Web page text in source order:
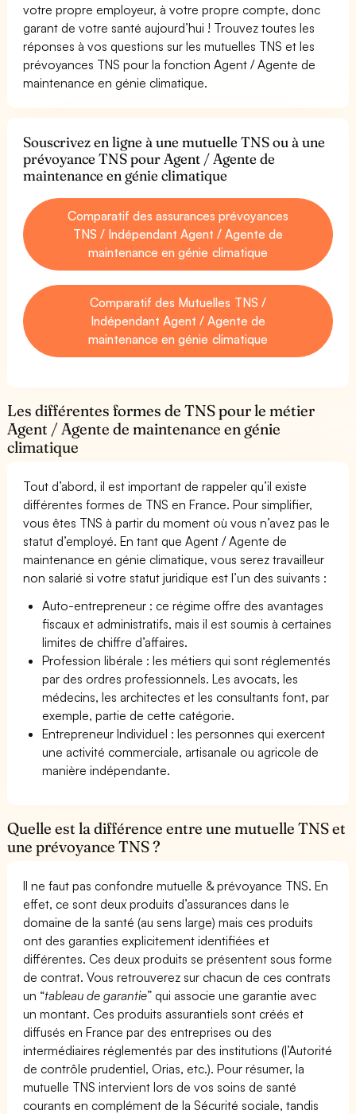
votre propre employeur, à votre propre compte, donc
garant de votre santé aujourd’hui ! Trouvez toutes les
réponses à vos questions sur les mutuelles TNS et les
prévoyances TNS pour la fonction Agent / Agente de
maintenance en génie climatique.
Souscrivez en ligne à une mutuelle TNS ou à une
prévoyance TNS pour Agent / Agente de
maintenance en génie climatique
Comparatif des assurances prévoyances
TNS / Indépendant Agent / Agente de
maintenance en génie climatique
Comparatif des Mutuelles TNS /
Indépendant Agent / Agente de
maintenance en génie climatique
Les différentes formes de TNS pour le métier
Agent / Agente de maintenance en génie
climatique
Tout d’abord, il est important de rappeler qu’il existe
différentes formes de TNS en France. Pour simplifier,
vous êtes TNS à partir du moment où vous n’avez pas le
statut d’employé. En tant que Agent / Agente de
maintenance en génie climatique, vous serez travailleur
non salarié si votre statut juridique est l’un des suivants :
Auto-entrepreneur : ce régime offre des avantages
fiscaux et administratifs, mais il est soumis à certaines
limites de chiffre d’affaires.
Profession libérale : les métiers qui sont réglementés
par des ordres professionnels. Les avocats, les
médecins, les architectes et les consultants font, par
exemple, partie de cette catégorie.
Entrepreneur Individuel : les personnes qui exercent
une activité commerciale, artisanale ou agricole de
manière indépendante.
Quelle est la différence entre une mutuelle TNS et
une prévoyance TNS ?
Il ne faut pas confondre mutuelle & prévoyance TNS. En
effet, ce sont deux produits d’assurances dans le
domaine de la santé (au sens large) mais ces produits
ont des garanties explicitement identifiées et
différentes. Ces deux produits se présentent sous forme
de contrat. Vous retrouverez sur chacun de ces contrats
un “tableau de garantie” qui associe une garantie avec
un montant. Ces produits assurantiels sont créés et
diffusés en France par des entreprises ou des
intermédiaires réglementés par des institutions (l’Autorité
de contrôle prudentiel, Orias, etc.). Pour résumer, la
mutuelle TNS intervient lors de vos soins de santé
courants en complément de la Sécurité sociale, tandis